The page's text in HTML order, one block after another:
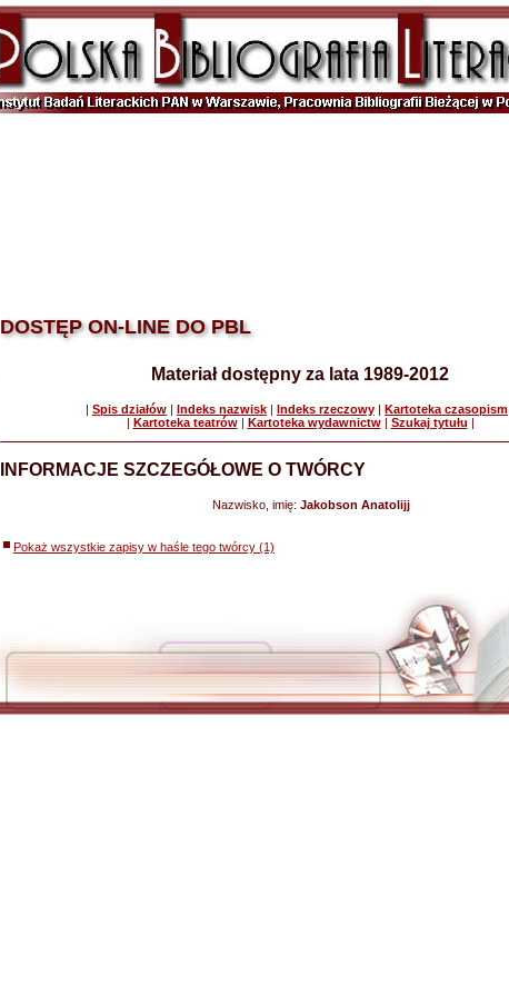
DOSTĘP ON-LINE DO PBL
Materiał dostępny za lata 1989-2012
| Spis działów | Indeks nazwisk | Indeks rzeczowy | Kartoteka czasopism
| Kartoteka teatrów| Kartoteka wydawnictw| Szukaj tytułu |
INFORMACJE SZCZEGÓŁOWE O TWÓRCY
Nazwisko, imię: Jakobson Anatolijj
Pokaż wszystkie zapisy w haśle tego twórcy (1)